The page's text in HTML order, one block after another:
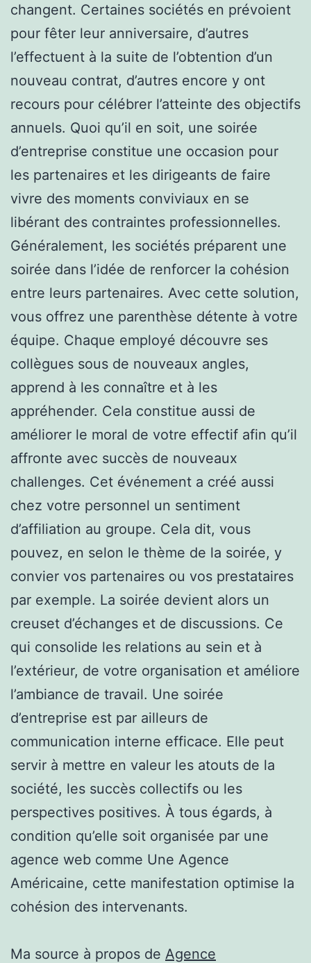
changent. Certaines sociétés en prévoient
pour fêter leur anniversaire, d’autres
l’effectuent à la suite de l’obtention d’un
nouveau contrat, d’autres encore y ont
recours pour célébrer l’atteinte des objectifs
annuels. Quoi qu’il en soit, une soirée
d’entreprise constitue une occasion pour
les partenaires et les dirigeants de faire
vivre des moments conviviaux en se
libérant des contraintes professionnelles.
Généralement, les sociétés préparent une
soirée dans l’idée de renforcer la cohésion
entre leurs partenaires. Avec cette solution,
vous offrez une parenthèse détente à votre
équipe. Chaque employé découvre ses
collègues sous de nouveaux angles,
apprend à les connaître et à les
appréhender. Cela constitue aussi de
améliorer le moral de votre effectif afin qu’il
affronte avec succès de nouveaux
challenges. Cet événement a créé aussi
chez votre personnel un sentiment
d’affiliation au groupe. Cela dit, vous
pouvez, en selon le thème de la soirée, y
convier vos partenaires ou vos prestataires
par exemple. La soirée devient alors un
creuset d’échanges et de discussions. Ce
qui consolide les relations au sein et à
l’extérieur, de votre organisation et améliore
l’ambiance de travail. Une soirée
d’entreprise est par ailleurs de
communication interne efficace. Elle peut
servir à mettre en valeur les atouts de la
société, les succès collectifs ou les
perspectives positives. À tous égards, à
condition qu’elle soit organisée par une
agence web comme Une Agence
Américaine, cette manifestation optimise la
cohésion des intervenants.
Ma source à propos de Agence